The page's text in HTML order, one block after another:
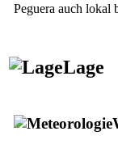
Peguera auch lokal
Lage